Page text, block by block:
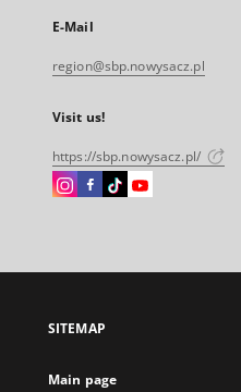
E-Mail
region@sbp.nowysacz.pl
Visit us!
https://sbp.nowysacz.pl/
Instagram
open
new
Facebook
open
new
Instagram
open
new
Instagram
open
SITEMAP
Main page